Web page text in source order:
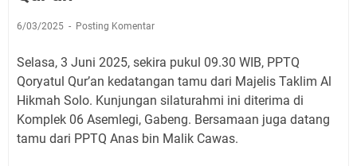
6/03/2025 Posting Komentar
Selasa, 3 Juni 2025, sekira pukul 09.30 WIB, PPTQ
Qoryatul Qur’an kedatangan tamu dari Majelis Taklim Al
Hikmah Solo. Kunjungan silaturahmi ini diterima di
Komplek 06 Asemlegi, Gabeng. Bersamaan juga datang
tamu dari PPTQ Anas bin Malik Cawas.